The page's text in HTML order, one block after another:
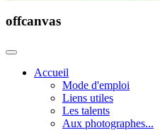
offcanvas
Accueil
Mode d'emploi
Liens utiles
Les talents
Aux photographes...